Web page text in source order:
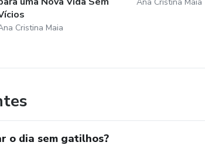
Cristina Maia
o dia sem gatilhos?